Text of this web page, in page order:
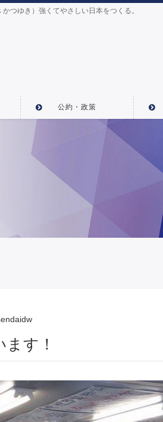
つゆき）強くてやさしい日本をつくる。
公約・政策
ます！